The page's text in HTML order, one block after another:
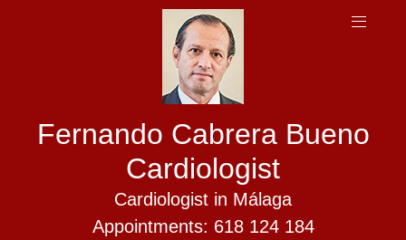
Fernando Cabrera Bueno
Cardiologist
Cardiologist in Málaga
Appointments: 618 124 184